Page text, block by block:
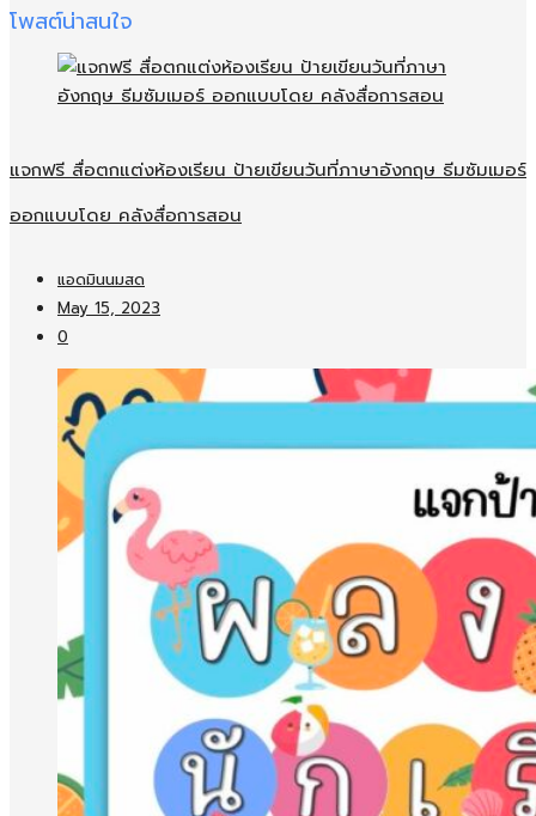
โพสต์น่าสนใจ
แจกฟรี สื่อตกแต่งห้องเรียน ป้ายเขียนวันที่ภาษาอังกฤษ ธีมซัมเมอร์
ออกแบบโดย คลังสื่อการสอน
แอดมินนมสด
May 15, 2023
0